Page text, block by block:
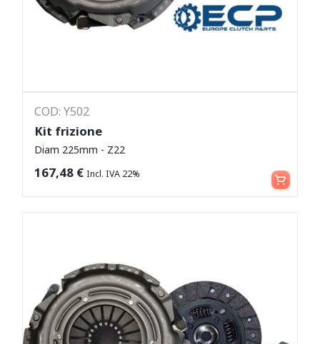
COD: Y502
Kit frizione
Diam 225mm - Z22
167,48 € Incl. IVA 22% Leggi tutto